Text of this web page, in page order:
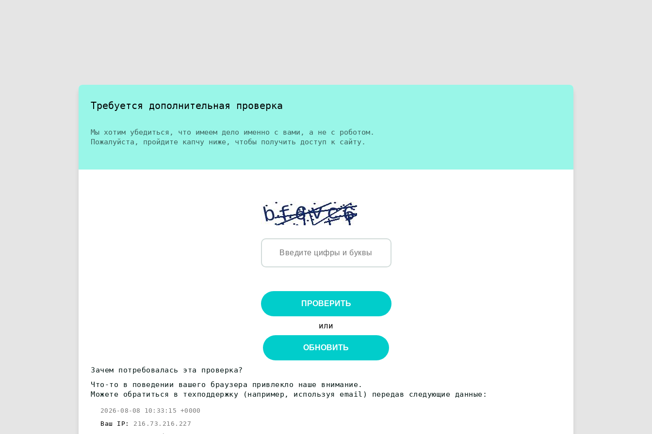
Требуется дополнительная проверка
Мы хотим убедиться, что имеем дело именно с вами, а не с роботом.
Пожалуйста, пройдите капчу ниже, чтобы получить доступ к сайту.
ПРОВЕРИТЬ
или
ОБНОВИТЬ
Зачем потребовалась эта проверка?
Что-то в поведении вашего браузера привлекло наше внимание.
Можете обратиться в техподдержку (например, используя email) передав следующие данные:
2026-08-08 10:33:15 +0000
Ваш IP: 216.73.216.227